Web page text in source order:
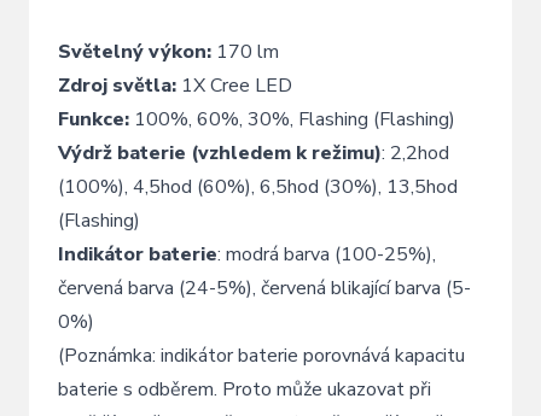
Světelný výkon: 170 lm
Zdroj světla: 1X Cree LED
Funkce: 100%, 60%, 30%, Flashing (Flashing)
Výdrž baterie (vzhledem k režimu): 2,2hod
(100%), 4,5hod (60%), 6,5hod (30%), 13,5hod
(Flashing)
Indikátor baterie: modrá barva (100-25%),
červená barva (24-5%), červená blikající barva (5-
0%)
(Poznámka: indikátor baterie porovnává kapacitu
baterie s odběrem. Proto může ukazovat při